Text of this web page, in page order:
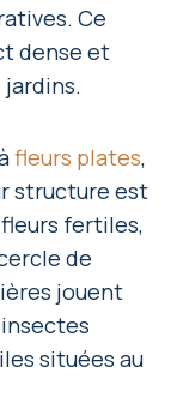
Ce
dense et
fleurs plates,
structure est
fertiles,
de
jouent
situées au